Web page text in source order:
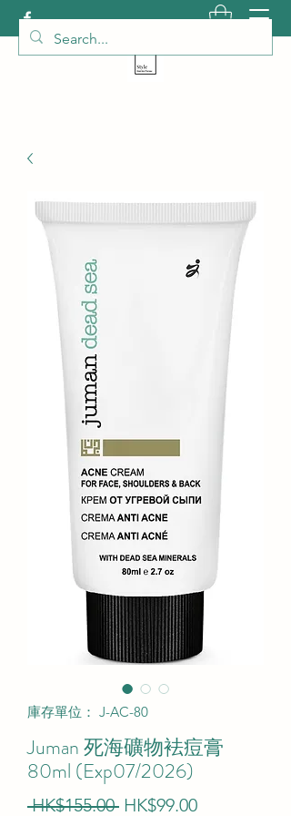
庫存單位： J-AC-80
Juman 死海礦物袪痘膏
80ml (Exp07/2026)
HK$155.00 一HK$99.00促